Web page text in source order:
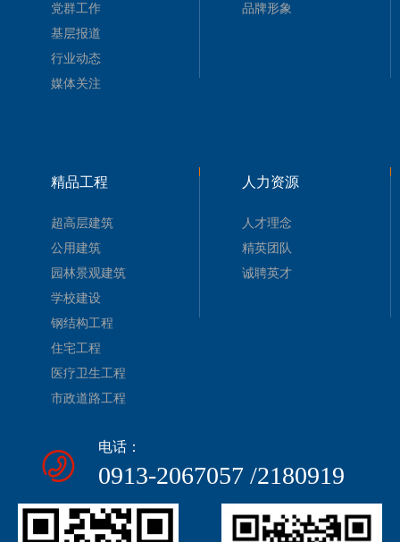
党群工作
基层报道
行业动态
媒体关注
品牌形象
精品工程
超高层建筑
公用建筑
园林景观建筑
学校建设
钢结构工程
住宅工程
医疗卫生工程
市政道路工程
人力资源
人才理念
精英团队
诚聘英才
电话：
0913-2067057 /2180919